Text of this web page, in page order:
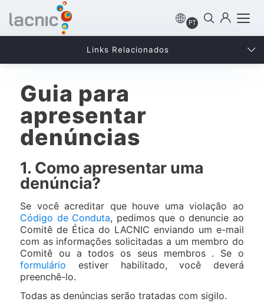
PT
Guia para
apresentar
denúncias
1. Como apresentar uma
denúncia?
Se você acreditar que houve uma violação ao
Código de Conduta, pedimos que o denuncie ao
Comitê de Ética do LACNIC enviando um e-mail
com as informações solicitadas a um membro do
Comitê ou a todos os seus membros . Se o
formulário estiver habilitado, você deverá
preenchê-lo.
Todas as denúncias serão tratadas com sigilo.
Links Relacionados